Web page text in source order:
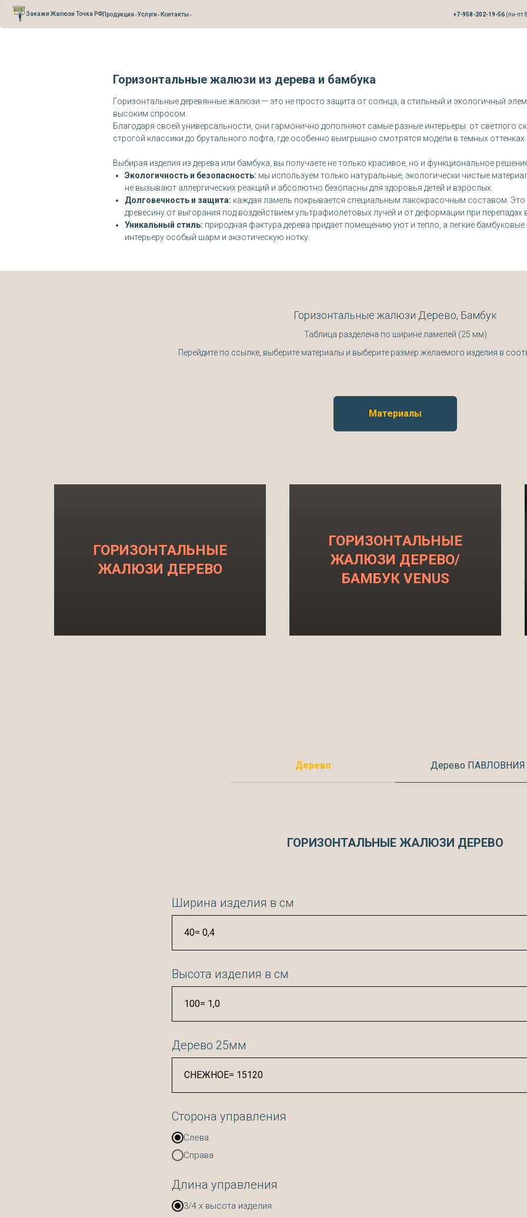
Verification: 0cefb66fb3527941
Закажи Жалюзи Точка РФПродукция Услуги Контакты +7-958-202-19-56 (пн-пт
Горизонтальные жалюзи из дерева и бамбука
Горизонтальные деревянные жалюзи — это не просто защита от солнца, а стильный и экологичный
высоким спросом.
Благодаря своей универсальности, они гармонично дополняют самые разные интерьеры: от светлого
строгой классики до брутального лофта, где особенно выигрышно смотрятся модели в темных оттенках.
Выбирая изделия из дерева или бамбука, вы получаете не только красивое, но и функциональное
Экологичность и безопасность: мы используем только натуральные, экологически чистые
не вызывают аллергических реакций и абсолютно безопасны для здоровья детей и взрослых.
Долговечность и защита: каждая ламель покрывается специальным лакокрасочным составом.
древесину от выгорания под воздействием ультрафиолетовых лучей и от деформации при перепадах
Уникальный стиль: природная фактура дерева придает помещению уют и тепло, а легкие
интерьеру особый шарм и экзотическую нотку.
Горизонтальные жалюзи Дерево, Бамбук
Таблица разделена по ширине ламелей (25 мм)
Перейдите по ссылке, выберите материалы и выберите размер желаемого изделия в
Материалы
ГОРИЗОНТАЛЬНЫЕ
ЖАЛЮЗИ ДЕРЕВО
ГОРИЗОНТАЛЬНЫЕ
ЖАЛЮЗИ ДЕРЕВО/
БАМБУК VENUS
Дерево Дерево ПАВЛОВНИЯ
ГОРИЗОНТАЛЬНЫЕ ЖАЛЮЗИ ДЕРЕВО
Ширина изделия в см
Высота изделия в см
Дерево 25мм
Сторона управления
Слева
Справа
Длина управления
3/4 х высота изделия